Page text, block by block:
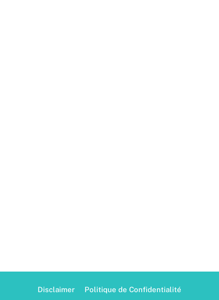
Disclaimer Politique de Confidentialité